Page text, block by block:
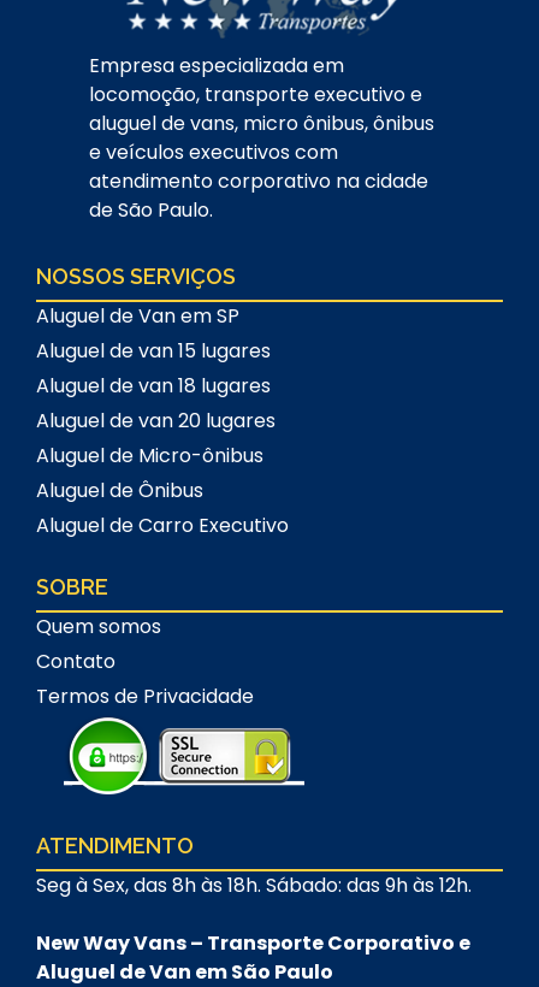
Empresa especializada em
locomoção, transporte executivo e
aluguel de vans, micro ônibus, ônibus
e veículos executivos com
atendimento corporativo na cidade
de São Paulo.
NOSSOS SERVIÇOS
Aluguel de Van em SP
Aluguel de van 15 lugares
Aluguel de van 18 lugares
Aluguel de van 20 lugares
Aluguel de Micro-ônibus
Aluguel de Ônibus
Aluguel de Carro Executivo
SOBRE
Quem somos
Contato
Termos de Privacidade
ATENDIMENTO
Seg à Sex, das 8h às 18h. Sábado: das 9h às 12h.
New Way Vans – Transporte Corporativo e
Aluguel de Van em São Paulo